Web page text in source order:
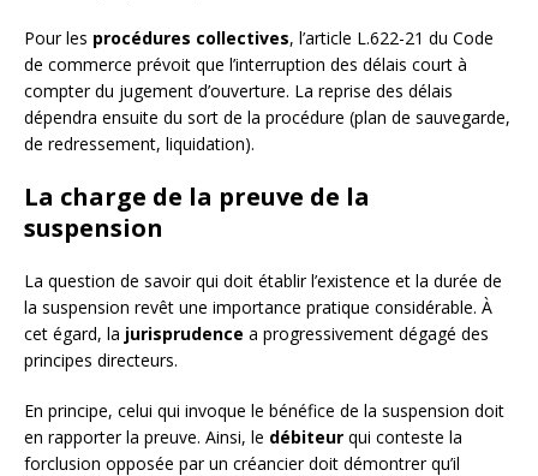
Pour les procédures collectives, l’article L.622-21 du Code
de commerce prévoit que l’interruption des délais court à
compter du jugement d’ouverture. La reprise des délais
dépendra ensuite du sort de la procédure (plan de sauvegarde,
de redressement, liquidation).
La charge de la preuve de la
suspension
La question de savoir qui doit établir l’existence et la durée de
la suspension revêt une importance pratique considérable. À
cet égard, la jurisprudence a progressivement dégagé des
principes directeurs.
En principe, celui qui invoque le bénéfice de la suspension doit
en rapporter la preuve. Ainsi, le débiteur qui conteste la
forclusion opposée par un créancier doit démontrer qu’il